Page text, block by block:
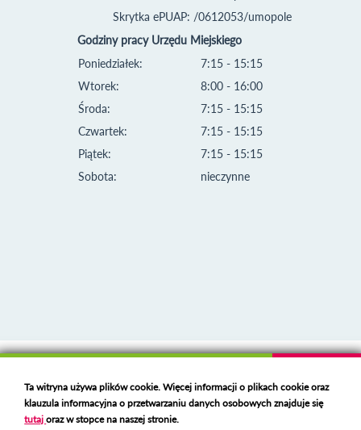
Skrytka ePUAP: /0612053/umopole
Godziny pracy Urzędu Miejskiego
Poniedziałek:
Wtorek:
Środa:
Czwartek:
Piątek:
Sobota:
7:15 - 15:15
8:00 - 16:00
7:15 - 15:15
7:15 - 15:15
7:15 - 15:15
nieczynne
Deklaracja dostępności
Polski serwer RBLhttps://polspam.pl/
Ta witryna używa plików cookie. Więcej informacji o plikach cookie oraz
klauzula informacyjna o przetwarzaniu danych osobowych znajduje się
tutajoraz w stopce na naszej stronie.